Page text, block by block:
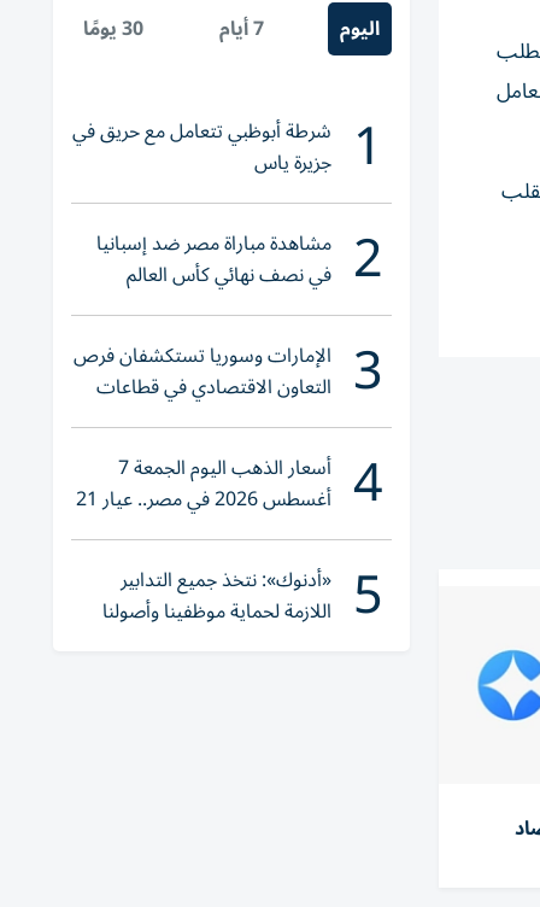
اليوم 7 أيام 30 يومًا
1 شرطة أبوظبي تتعامل مع حريق في
جزيرة ياس
2 مشاهدة مباراة مصر ضد إسبانيا
في نصف نهائي كأس العالم
لناشئات اليد 2026
3 الإمارات وسوريا تستكشفان فرص
التعاون الاقتصادي في قطاعات
حيوية
4 أسعار الذهب اليوم الجمعة 7
أغسطس 2026 في مصر.. عيار 21
يقترب من هذا الرقم
5 «أدنوك»: نتخذ جميع التدابير
اللازمة لحماية موظفينا وأصولنا